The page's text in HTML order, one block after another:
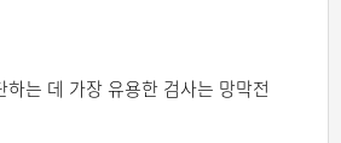
는 데 가장 유용한 검사는 망막전